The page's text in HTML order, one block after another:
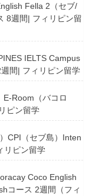
Fella 2（セブ/
8週間| フィリピン留
IELTS Campus
週間| フィリピン留学
Room（バコロ
ピン留学
CPI（セブ島）Inten
リピン留学
Coco English
コース 2週間（フィ